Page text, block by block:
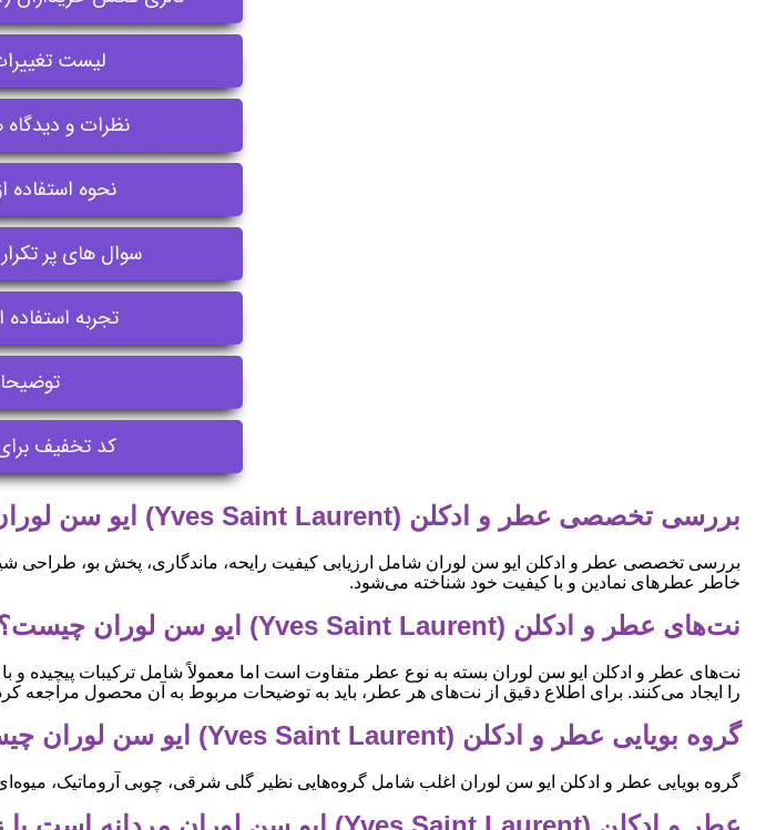
لیست
نظرات و دیدگاه
نحوه استفاده
سوال های پر
تجربه استفاده
کد تخفیف
بررسی تخصصی عطر و ادکلن (Yves Saint Laurent) ایو سن لوران
بررسی تخصصی عطر و ادکلن ایو سن لوران شامل ارزیابی کیفیت رایحه، ماندگاری، پخش بو،
خاطر عطرهای نمادین و با کیفیت خود شناخته می‌شود.
نت‌های عطر و ادکلن (Yves Saint Laurent) ایو سن لوران چیست؟
نت‌های عطر و ادکلن ایو سن لوران بسته به نوع عطر متفاوت است اما معمولاً شامل ترکیبات پیچیده و
را ایجاد می‌کنند. برای اطلاع دقیق از نت‌های هر عطر، باید به توضیحات مربوط به آن محصول مراجعه
گروه بویایی عطر و ادکلن (Yves Saint Laurent) ایو سن لوران چیست؟
گروه بویایی عطر و ادکلن ایو سن لوران اغلب شامل گروه‌هایی نظیر گلی شرقی، چوبی آروماتیک،